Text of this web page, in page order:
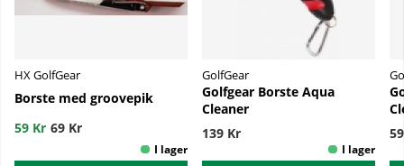
HX GolfGear
Borste med groovepik
59 Kr 69 Kr
GolfGear
Golfgear Borste Aqua
Cleaner
139 Kr